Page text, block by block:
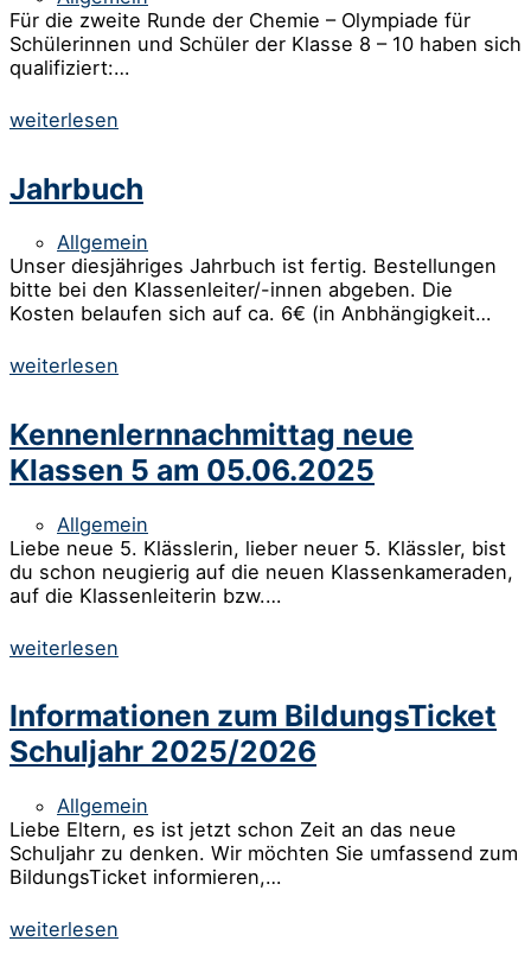
Für die zweite Runde der Chemie – Olympiade für
Schülerinnen und Schüler der Klasse 8 – 10 haben sich
qualifiziert:…
weiterlesen
Jahrbuch
Allgemein
Unser diesjähriges Jahrbuch ist fertig. Bestellungen
bitte bei den Klassenleiter/-innen abgeben. Die
Kosten belaufen sich auf ca. 6€ (in Anbhängigkeit…
weiterlesen
Kennenlernnachmittag neue
Klassen 5 am 05.06.2025
Allgemein
Liebe neue 5. Klässlerin, lieber neuer 5. Klässler, bist
du schon neugierig auf die neuen Klassenkameraden,
auf die Klassenleiterin bzw.…
weiterlesen
Informationen zum BildungsTicket
Schuljahr 2025/2026
Allgemein
Liebe Eltern, es ist jetzt schon Zeit an das neue
Schuljahr zu denken. Wir möchten Sie umfassend zum
BildungsTicket informieren,…
weiterlesen